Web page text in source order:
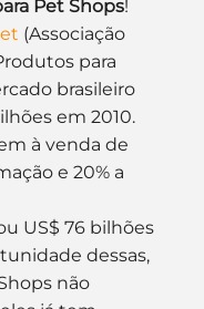
Pet Shops!
(Associação
para
brasileiro
em 2010.
à venda de
e 20% a
US$ 76 bilhões
dessas,
não